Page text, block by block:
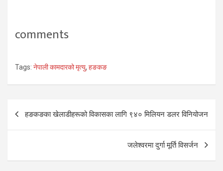
comments
Tags: नेपाली कामदारको मृत्यु, हङकङ
Post
navigation
हङकङका खेलाडीहरूको विकासका लागि ९४० मिलियन डलर विनियोजन
जलेश्वरमा दुर्गा मूर्ति विसर्जन